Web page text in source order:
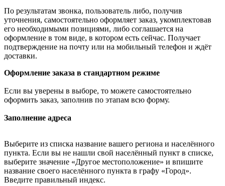
По результатам звонка, пользователь либо, получив
уточнения, самостоятельно оформляет заказ, укомплектовав
его необходимыми позициями, либо соглашается на
оформление в том виде, в котором есть сейчас. Получает
подтверждение на почту или на мобильный телефон и ждёт
доставки.
Оформление заказа в стандартном режиме
Если вы уверены в выборе, то можете самостоятельно
оформить заказ, заполнив по этапам всю форму.
Заполнение адреса
Выберите из списка название вашего региона и населённого
пункта. Если вы не нашли свой населённый пункт в списке,
выберите значение «Другое местоположение» и впишите
название своего населённого пункта в графу «Город».
Введите правильный индекс.